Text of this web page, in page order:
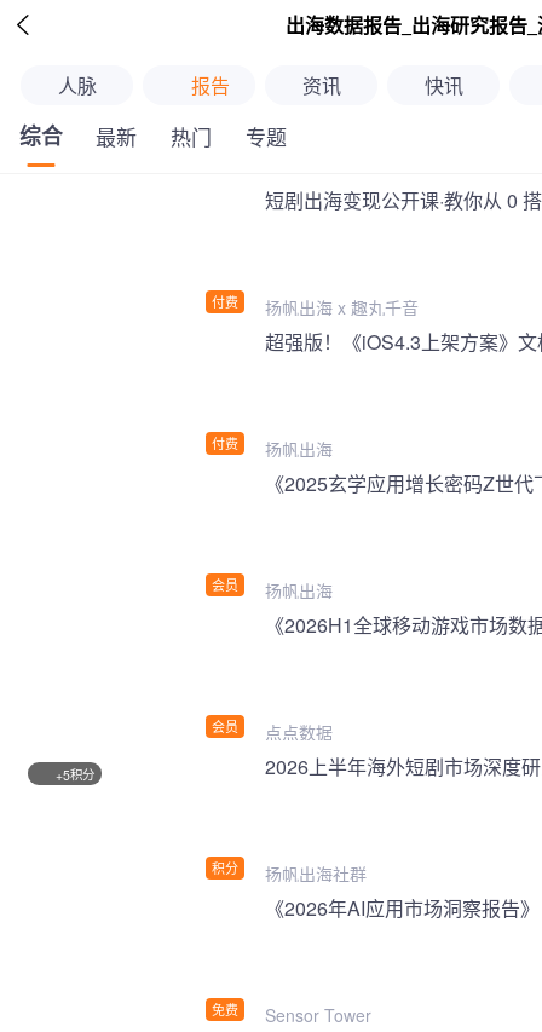
 出海数据报告_出海研究报告
人脉 报告 资讯 快讯
综合 最新 热门 专题
付费
短剧出海变现公开课·教你从 0
扬帆出海 x 趣丸千音
付费 扬帆出海
会员
《2025玄学应用增长密码Z世
扬帆出海
会员
《2026H1全球移动游戏市场数
点点数据
+5积分
积分
2026上半年海外短剧市场深度
扬帆出海社群
免费
《2026年AI应用市场洞察报告》
Sensor Tower